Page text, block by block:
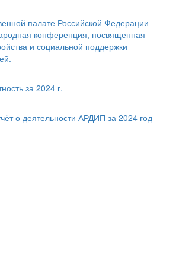
палате Российской Федерации
конференция, посвященная
и социальной поддержки
за 2024 г.
о деятельности АРДИП за 2024 год